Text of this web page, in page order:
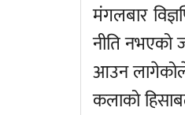
मंगलबार
नीति नभएको
आउन लागेकोले
कलाको